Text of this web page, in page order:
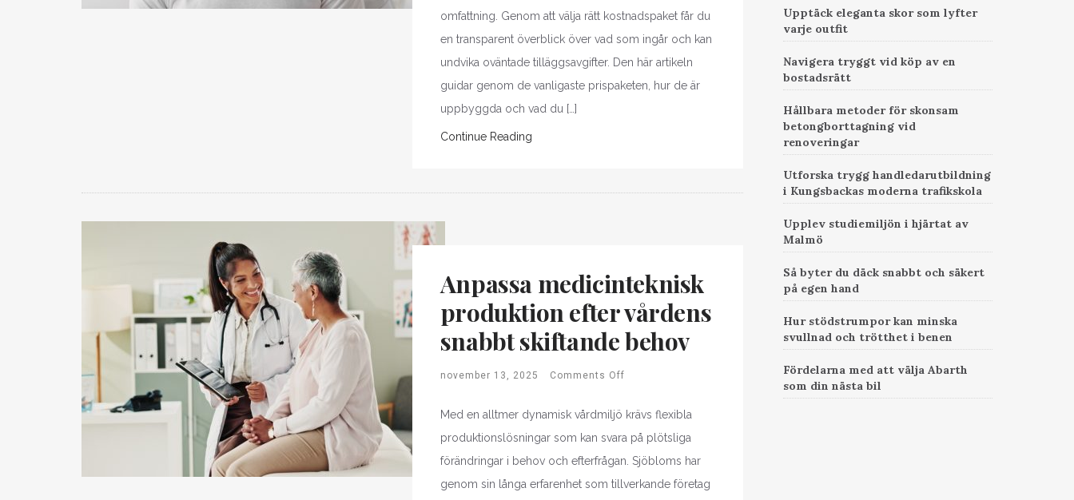
omfattning. Genom att välja rätt kostnadspaket får du
en transparent överblick över vad som ingår och kan
undvika oväntade tilläggsavgifter. Den här artikeln
guidar genom de vanligaste prispaketen, hur de är
uppbyggda och vad du […]
Continue Reading
Anpassa medicinteknisk
produktion efter vårdens
snabbt skiftande behov
november 13, 2025 Comments Off
Med en alltmer dynamisk vårdmiljö krävs flexibla
produktionslösningar som kan svara på plötsliga
förändringar i behov och efterfrågan. Sjöbloms har
genom sin långa erfarenhet som tillverkande företag
Upptäck eleganta skor som lyfter
varje outfit
Navigera tryggt vid köp av en
bostadsrätt
Hållbara metoder för skonsam
betongborttagning vid
renoveringar
Utforska trygg handledarutbildning
i Kungsbackas moderna trafikskola
Upplev studiemiljön i hjärtat av
Malmö
Så byter du däck snabbt och säkert
på egen hand
Hur stödstrumpor kan minska
svullnad och trötthet i benen
Fördelarna med att välja Abarth
som din nästa bil